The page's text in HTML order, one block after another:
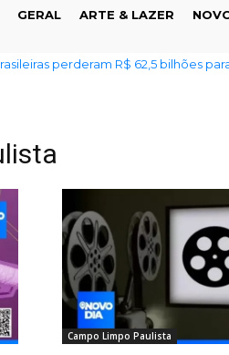
GERAL ARTE & LAZER
perderam R$ 62,5 bilhões
Campo Limpo Paulista